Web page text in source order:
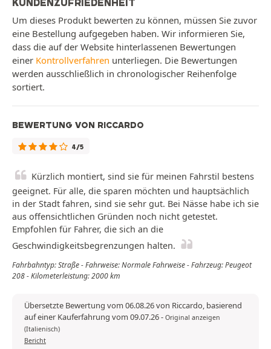
KUNDENZUFRIEDENHEIT
Um dieses Produkt bewerten zu können, müssen Sie zuvor
eine Bestellung aufgegeben haben. Wir informieren Sie,
dass die auf der Website hinterlassenen Bewertungen
einer Kontrollverfahren unterliegen. Die Bewertungen
werden ausschließlich in chronologischer Reihenfolge
sortiert.
BEWERTUNG VON RICCARDO
4/5
Kürzlich montiert, sind sie für meinen Fahrstil bestens
geeignet. Für alle, die sparen möchten und hauptsächlich
in der Stadt fahren, sind sie sehr gut. Bei Nässe habe ich sie
aus offensichtlichen Gründen noch nicht getestet.
Empfohlen für Fahrer, die sich an die
Geschwindigkeitsbegrenzungen halten.
Fahrbahntyp: Straße - Fahrweise: Normale Fahrweise - Fahrzeug: Peugeot
208 - Kilometerleistung: 2000 km
Übersetzte Bewertung vom 06.08.26 von Riccardo, basierend
auf einer Kauferfahrung vom 09.07.26- Original anzeigen
(Italienisch)
Bericht